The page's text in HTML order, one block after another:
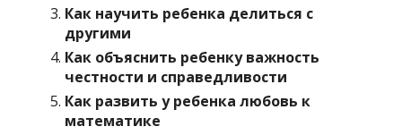
Как научить ребенка делиться с
другими
Как объяснить ребенку важность
честности и справедливости
Как развить у ребенка любовь к
математике